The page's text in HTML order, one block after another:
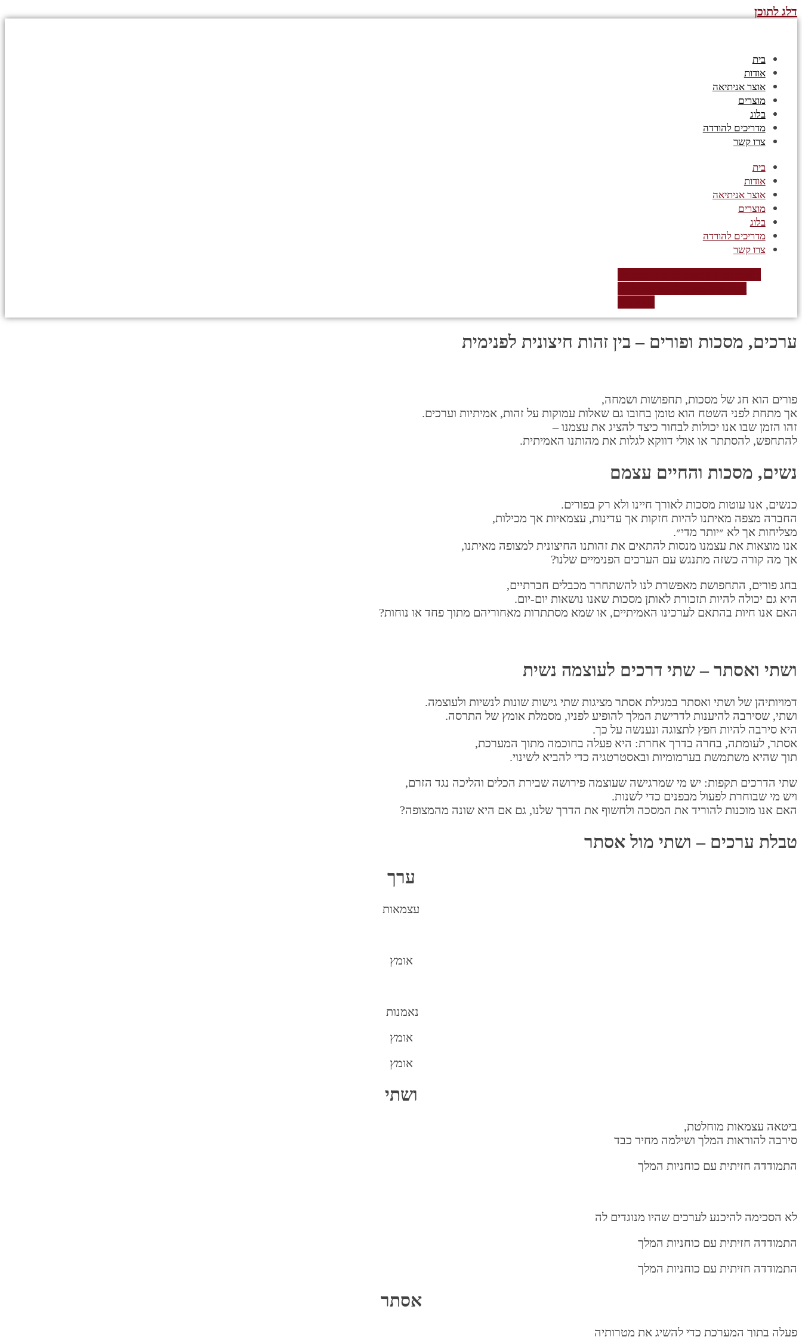
דלג לתוכן
בית
אודות
אוצר אניתיאה
מוצרים
בלוג
מדריכים להורדה
צרו קשר
בית
אודות
אוצר אניתיאה
מוצרים
בלוג
מדריכים להורדה
צרו קשר
ערכים, מסכות ופורים – בין זהות חיצונית לפנימית
פורים הוא חג של מסכות, תחפושות ושמחה,
אך מתחת לפני השטח הוא טומן בחובו גם שאלות עמוקות על זהות, אמיתיות וערכים.
זהו הזמן שבו אנו יכולות לבחור כיצד להציג את עצמנו –
להתחפש, להסתתר או אולי דווקא לגלות את מהותנו האמיתית.
נשים, מסכות והחיים עצמם
כנשים, אנו עוטות מסכות לאורך חיינו ולא רק בפורים.
החברה מצפה מאיתנו להיות חזקות אך עדינות, עצמאיות אך מכילות,
מצליחות אך לא ״יותר מדי״.
אנו מוצאות את עצמנו מנסות להתאים את זהותנו החיצונית למצופה מאיתנו,
אך מה קורה כשזה מתנגש עם הערכים הפנימיים שלנו?
בחג פורים, התחפושת מאפשרת לנו להשתחרר מכבלים חברתיים,
היא גם יכולה להיות תזכורת לאותן מסכות שאנו נושאות יום-יום.
האם אנו חיות בהתאם לערכינו האמיתיים, או שמא מסתתרות מאחוריהם מתוך פחד או נוחות?
ושתי ואסתר – שתי דרכים לעוצמה נשית
דמויותיהן של ושתי ואסתר במגילת אסתר מציגות שתי גישות שונות לנשיות ולעוצמה.
ושתי, שסירבה להיענות לדרישת המלך להופיע לפניו, מסמלת אומץ של התרסה.
היא סירבה להיות חפץ לתצוגה ונענשה על כך.
אסתר, לעומתה, בחרה בדרך אחרת: היא פעלה בחוכמה מתוך המערכת,
תוך שהיא משתמשת בערמומיות ובאסטרטגיה כדי להביא לשינוי.
שתי הדרכים תקפות: יש מי שמרגישה שעוצמה פירושה שבירת הכלים והליכה נגד הזרם,
ויש מי שבוחרת לפעול מבפנים כדי לשנות.
האם אנו מוכנות להוריד את המסכה ולחשוף את הדרך שלנו, גם אם היא שונה מהמצופה?
טבלת ערכים – ושתי מול אסתר
ערך
עצמאות
אומץ
נאמנות
אומץ
אומץ
ושתי
ביטאה עצמאות מוחלטת,
סירבה להוראות המלך ושילמה מחיר כבד
התמודדה חזיתית עם כוחניות המלך
לא הסכימה להיכנע לערכים שהיו מנוגדים לה
התמודדה חזיתית עם כוחניות המלך
התמודדה חזיתית עם כוחניות המלך
אסתר
פעלה בתוך המערכת כדי להשיג את מטרותיה